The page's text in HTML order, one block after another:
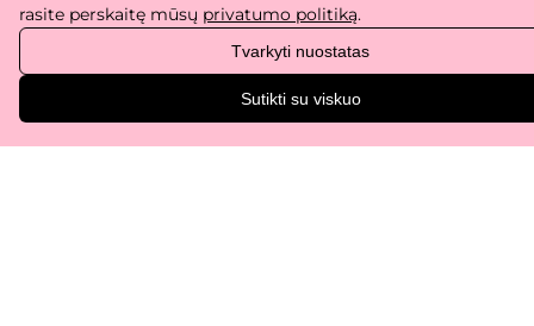
rasite perskaitę mūsų privatumo politiką.
Tvarkyti nuostatas
Sutikti su viskuo